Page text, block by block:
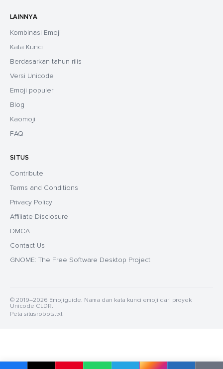
LAINNYA
Kombinasi Emoji
Kata Kunci
Berdasarkan tahun rilis
Versi Unicode
Emoji populer
Blog
Kaomoji
FAQ
SITUS
Contribute
Terms and Conditions
Privacy Policy
Affiliate Disclosure
DMCA
Contact Us
GNOME: The Free Software Desktop Project
© 2019–2026 Emojiguide. Nama dan kata kunci emoji dari proyek
Unicode CLDR.
Peta situsrobots.txt